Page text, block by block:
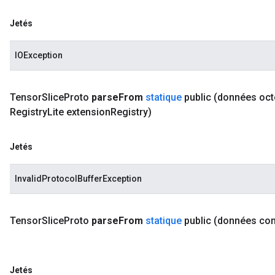
Jetés
IOException
TensorSliceProto parseFrom statique public (données
RegistryLite extensionRegistry)
Jetés
InvalidProtocolBufferException
TensorSliceProto parseFrom statique public (données
Jetés